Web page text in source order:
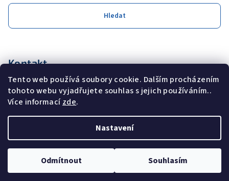
Tento web používá soubory cookie. Dalším procházením
tohoto webu vyjadřujete souhlas s jejich používáním..
Více informacízde.
Nastavení
Odmítnout Souhlasím
Hledat
Kontakt
obchod
coolservis.cz
+420608231000
COOL SERVIS s.r.o.
Vytvořil Shoptet